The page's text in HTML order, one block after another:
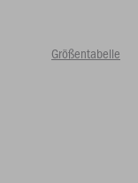
Größentabelle